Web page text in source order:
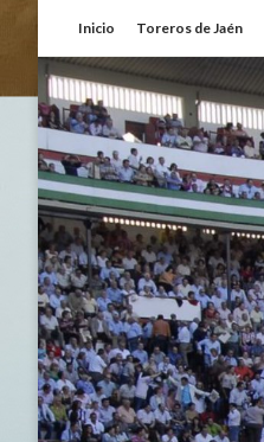
contenido
Inicio Toreros de Jaén